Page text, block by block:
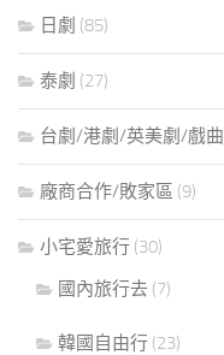
日劇 (85)
泰劇 (27)
台劇/港劇/英美劇/戲曲
廠商合作/敗家區 (9)
小宅愛旅行 (30)
國內旅行去 (7)
韓國自由行 (23)